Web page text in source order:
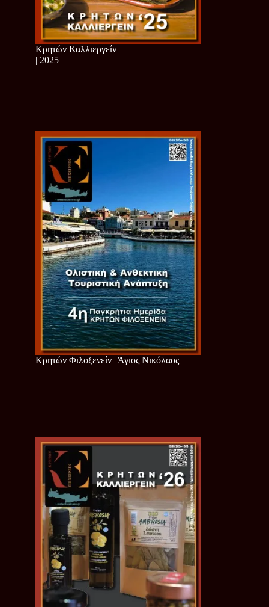
Κρητών Καλλιεργείν
| 2025
Κρητών Φιλοξενείν | Άγιος Νικόλαος